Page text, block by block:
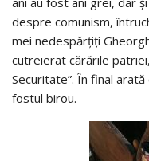
despre comunism,
mei nedespărțiți
cutreierat cărările
Securitate”. În final
fostul birou.